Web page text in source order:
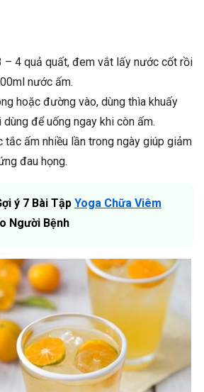
– 4 quả quất, đem vắt lấy nước cốt rồi
nước ấm.
hoặc đường vào, dùng thìa khuấy
để uống ngay khi còn ấm.
tắc ấm nhiều lần trong ngày giúp giảm
đau họng.
ý 7 Bài Tập Yoga Chữa Viêm
Người Bệnh